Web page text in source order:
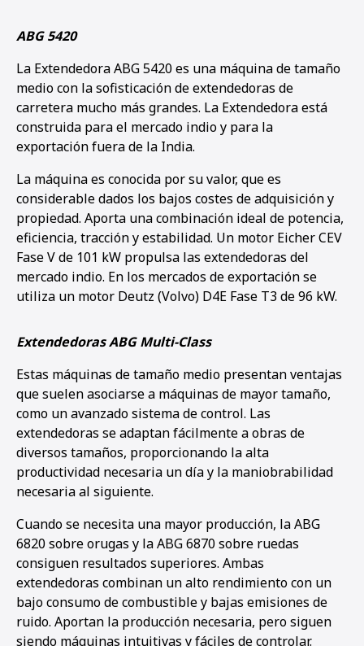
ABG 5420
La Extendedora ABG 5420 es una máquina de tamaño
medio con la sofisticación de extendedoras de
carretera mucho más grandes. La Extendedora está
construida para el mercado indio y para la
exportación fuera de la India.
La máquina es conocida por su valor, que es
considerable dados los bajos costes de adquisición y
propiedad. Aporta una combinación ideal de potencia,
eficiencia, tracción y estabilidad. Un motor Eicher CEV
Fase V de 101 kW propulsa las extendedoras del
mercado indio. En los mercados de exportación se
utiliza un motor Deutz (Volvo) D4E Fase T3 de 96 kW.
Extendedoras ABG Multi-Class
Estas máquinas de tamaño medio presentan ventajas
que suelen asociarse a máquinas de mayor tamaño,
como un avanzado sistema de control. Las
extendedoras se adaptan fácilmente a obras de
diversos tamaños, proporcionando la alta
productividad necesaria un día y la maniobrabilidad
necesaria al siguiente.
Cuando se necesita una mayor producción, la ABG
6820 sobre orugas y la ABG 6870 sobre ruedas
consiguen resultados superiores. Ambas
extendedoras combinan un alto rendimiento con un
bajo consumo de combustible y bajas emisiones de
ruido. Aportan la producción necesaria, pero siguen
siendo máquinas intuitivas y fáciles de controlar.